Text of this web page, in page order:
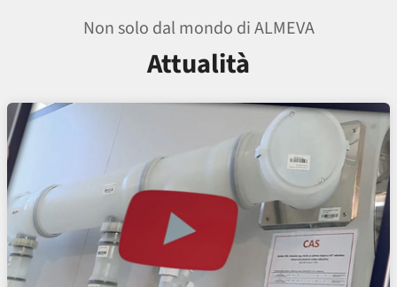
Non solo dal mondo di ALMEVA
Attualità